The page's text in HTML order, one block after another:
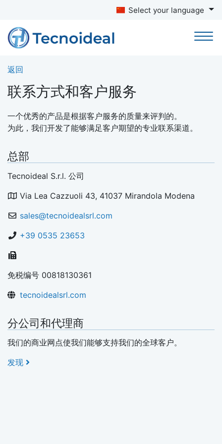
Select your language
返回
联系方式和客户服务
一个优秀的产品是根据客户服务的质量来评判的。
为此，我们开发了能够满足客户期望的专业联系渠道。
总部
Tecnoideal S.r.l. 公司
Via Lea Cazzuoli 43, 41037 Mirandola Modena
sales@tecnoidealsrl.com
+39 0535 23653
免税编号 00818130361
tecnoidealsrl.com
分公司和代理商
我们的商业网点使我们能够支持我们的全球客户。
发现